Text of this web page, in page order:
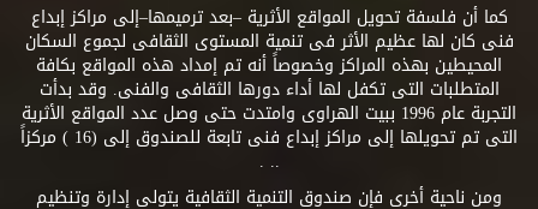
كما أن فلسفة تحويل المواقع الأثرية –بعد ترميمها–إلى مراكز إبداع
فنى كان لها عظيم الأثر فى تنمية المستوى الثقافى لجموع السكان
المحيطين بهذه المراكز وخصوصاً أنه تم إمداد هذه المواقع بكافة
المتطلبات التى تكفل لها أداء دورها الثقافى والفنى. وقد بدأت
التجربة عام 1996 ببيت الهراوى وامتدت حتى وصل عدد المواقع الأثرية
التى تم تحويلها إلى مراكز إبداع فنى تابعة للصندوق إلى (16 ) مركزاً
.. .
ومن ناحية أخرى فإن صندوق التنمية الثقافية يتولى إدارة وتنظيم